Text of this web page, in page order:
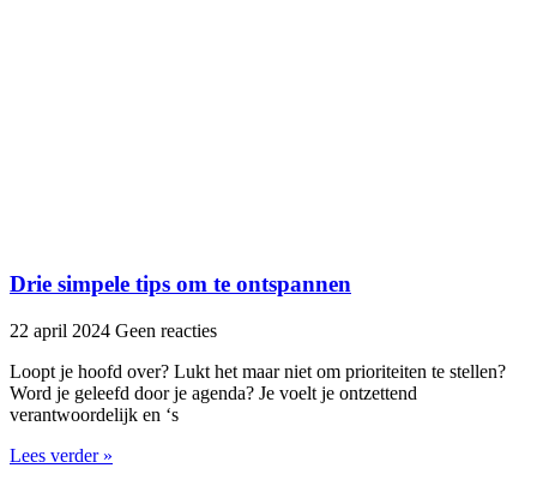
Drie simpele tips om te ontspannen
22 april 2024 Geen reacties
Loopt je hoofd over? Lukt het maar niet om prioriteiten te stellen?
Word je geleefd door je agenda? Je voelt je ontzettend
verantwoordelijk en ‘s
Lees verder »